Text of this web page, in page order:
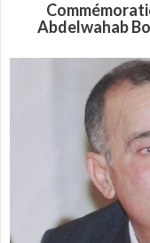
Abdelwahab